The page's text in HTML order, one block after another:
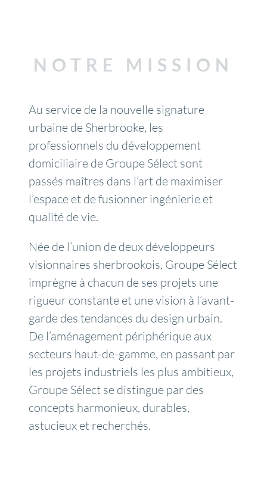
NOTRE MISSION
Au service de la nouvelle signature
urbaine de Sherbrooke, les
professionnels du développement
domiciliaire de Groupe Sélect sont
passés maîtres dans l’art de maximiser
l’espace et de fusionner ingénierie et
qualité de vie.
Née de l’union de deux développeurs
visionnaires sherbrookois, Groupe Sélect
imprègne à chacun de ses projets une
rigueur constante et une vision à l’avant-
garde des tendances du design urbain.
De l’aménagement périphérique aux
secteurs haut-de-gamme, en passant par
les projets industriels les plus ambitieux,
Groupe Sélect se distingue par des
concepts harmonieux, durables,
astucieux et recherchés.